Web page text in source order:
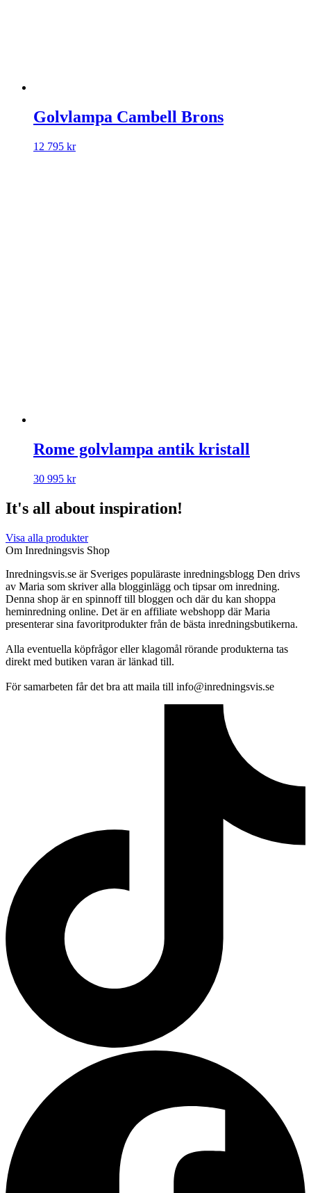
Golvlampa Cambell Brons
12 795 kr
Rome golvlampa antik kristall
30 995 kr
It's all about inspiration!
Visa alla produkter
Om Inredningsvis Shop
Inredningsvis.se är Sveriges populäraste inredningsblogg Den drivs
av Maria som skriver alla blogginlägg och tipsar om inredning.
Denna shop är en spinnoff till bloggen och där du kan shoppa
heminredning online. Det är en affiliate webshopp där Maria
presenterar sina favoritprodukter från de bästa inredningsbutikerna.
Alla eventuella köpfrågor eller klagomål rörande produkterna tas
direkt med butiken varan är länkad till.
För samarbeten får det bra att maila till info@inredningsvis.se